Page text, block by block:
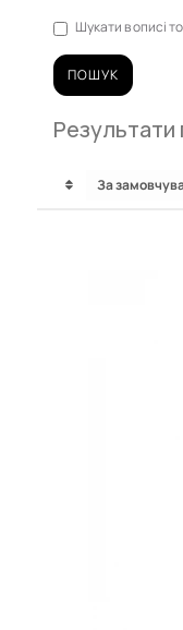
Шукати в описі